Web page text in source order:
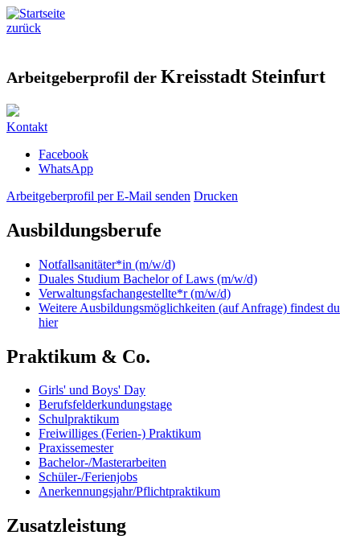
zurück
Arbeitgeberprofil der Kreisstadt Steinfurt
Kontakt
Facebook
WhatsApp
Arbeitgeberprofil per E-Mail senden Drucken
Ausbildungsberufe
Notfallsanitäter*in (m/w/d)
Duales Studium Bachelor of Laws (m/w/d)
Verwaltungsfachangestellte*r (m/w/d)
Weitere Ausbildungsmöglichkeiten (auf Anfrage) findest du
hier
Praktikum & Co.
Girls' und Boys' Day
Berufsfelderkundungstage
Schulpraktikum
Freiwilliges (Ferien-) Praktikum
Praxissemester
Bachelor-/Masterarbeiten
Schüler-/Ferienjobs
Anerkennungsjahr/Pflichtpraktikum
Zusatzleistung